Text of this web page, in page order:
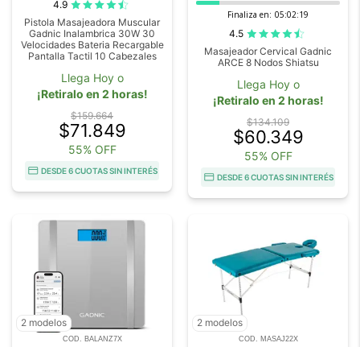
4.9
Pistola Masajeadora Muscular
Gadnic Inalambrica 30W 30
Velocidades Bateria Recargable
Pantalla Tactil 10 Cabezales
Llega Hoy o
¡Retiralo en 2 horas!
$159.664
$71.849
55% OFF
DESDE 6 CUOTAS SIN INTERÉS
Finaliza en: 05:02:18
4.5
Masajeador Cervical Gadnic
ARCE 8 Nodos Shiatsu
Llega Hoy o
¡Retiralo en 2 horas!
$134.109
$60.349
55% OFF
DESDE 6 CUOTAS SIN INTERÉS
2 modelos
COD. BALANZ7X
2 modelos
COD. MASAJ22X